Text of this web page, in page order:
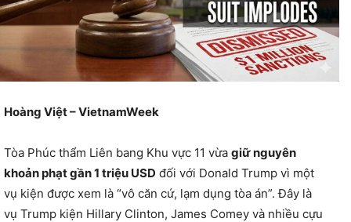
Hoàng Việt – VietnamWeek
Tòa Phúc thẩm Liên bang Khu vực 11 vừa giữ nguyên
khoản phạt gần 1 triệu USD đối với Donald Trump vì một
vụ kiện được xem là “vô căn cứ, lạm dụng tòa án”. Đây là
vụ Trump kiện Hillary Clinton, James Comey và nhiều cựu